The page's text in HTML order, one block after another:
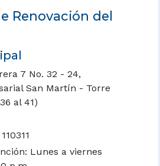
Renovación del
7 No. 32 - 24,
San Martín - Torre
al 41)
Lunes a viernes